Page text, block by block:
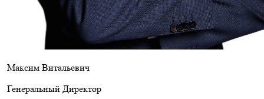
Максим Витальевич
Генеральный Директор